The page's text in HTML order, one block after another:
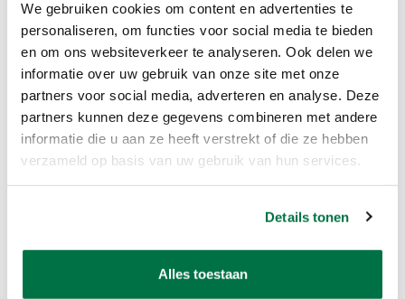
We gebruiken cookies om content en advertenties te
personaliseren, om functies voor social media te bieden
en om ons websiteverkeer te analyseren. Ook delen we
informatie over uw gebruik van onze site met onze
partners voor social media, adverteren en analyse. Deze
partners kunnen deze gegevens combineren met andere
informatie die u aan ze heeft verstrekt of die ze hebben
verzameld op basis van uw gebruik van hun services.
Details tonen
Alles toestaan
Van den Broek Biljarts staat voor kwaliteit, vakmanschap en service.
Van den Broek Biljarts
Nederland
app ons op 036-5374054